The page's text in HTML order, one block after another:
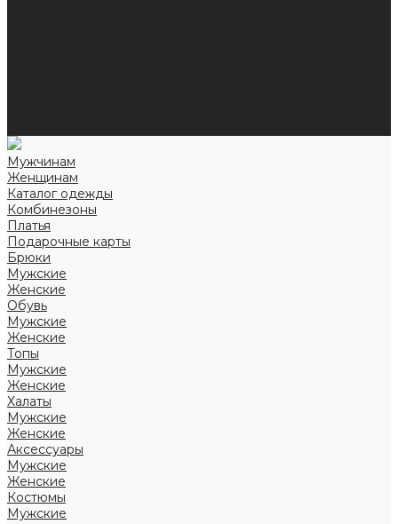
Мужчинам
Женщинам
Каталог одежды
Комбинезоны
Платья
Подарочные карты
Брюки
Мужские
Женские
Обувь
Мужские
Женские
Топы
Мужские
Женские
Халаты
Мужские
Женские
Аксессуары
Мужские
Женские
Костюмы
Мужские